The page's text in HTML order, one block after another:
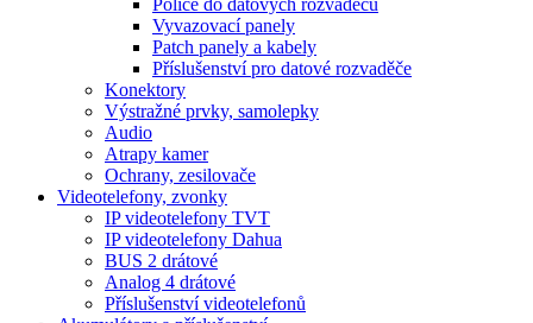
Police do datových rozvaděčů
Vyvazovací panely
Patch panely a kabely
Příslušenství pro datové rozvaděče
Konektory
Výstražné prvky, samolepky
Audio
Atrapy kamer
Ochrany, zesilovače
Videotelefony, zvonky
IP videotelefony TVT
IP videotelefony Dahua
BUS 2 drátové
Analog 4 drátové
Příslušenství videotelefonů